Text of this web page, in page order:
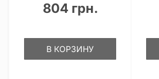
804 грн.
В КОРЗИНУ